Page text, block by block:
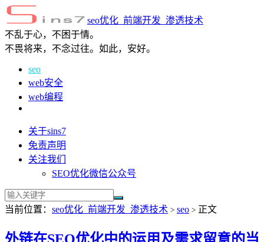
seo优化_前端开发_渗透技术
不乱于心，不困于情。
不畏将来，不念过往。如此，安好。
seo
web安全
web编程
关于sins7
免责声明
关注我们
SEO优化微信公众号
当前位置： seo优化_前端开发_渗透技术 > seo > 正文